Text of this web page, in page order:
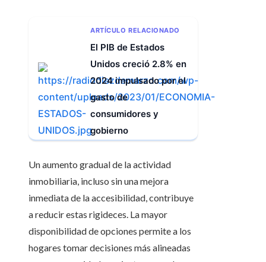
ARTÍCULO RELACIONADO
El PIB de Estados
Unidos creció 2.8% en
2024 impulsado por el
gasto de
consumidores y
gobierno
Un aumento gradual de la actividad
inmobiliaria, incluso sin una mejora
inmediata de la accesibilidad, contribuye
a reducir estas rigideces. La mayor
disponibilidad de opciones permite a los
hogares tomar decisiones más alineadas